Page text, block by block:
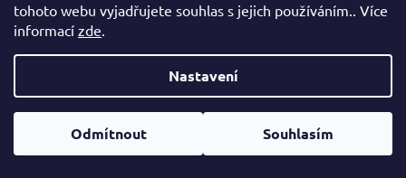
tohoto webu vyjadřujete souhlas s jejich používáním.. Více
informací zde.
Nastavení
Odmítnout Souhlasím
82,56 Kč bez DPH
99,90 Kč
Dokonale odstraňuje prach, šmouhy a otisky. Obsahuje
prachu. Jemně čistí a odstraňuje prach z kovu, dřeva, skla a
elektroniky (kromě plazmových/LCD obrazovek) a vytváří lesk
beze šmouh.